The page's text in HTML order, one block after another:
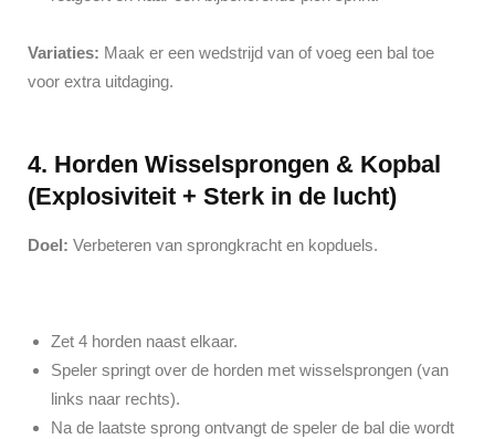
Variaties: Maak er een wedstrijd van of voeg een bal toe
voor extra uitdaging.
4. Horden Wisselsprongen & Kopbal
(Explosiviteit + Sterk in de lucht)
Doel: Verbeteren van sprongkracht en kopduels.
Zet 4 horden naast elkaar.
Speler springt over de horden met wisselsprongen (van
links naar rechts).
Na de laatste sprong ontvangt de speler de bal die wordt